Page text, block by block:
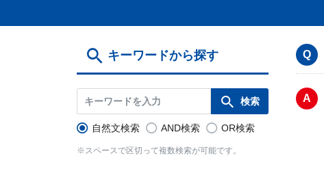
キーワードから探す
自然文検索 AND検索 OR検索
※スペースで区切って複数検索が可能です。